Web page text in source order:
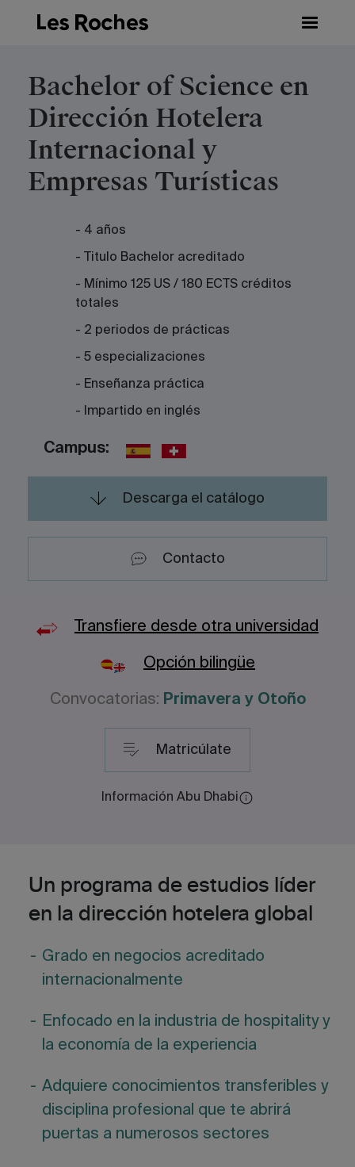
Bachelor of Science en
Dirección Hotelera
Internacional y
Empresas Turísticas
- 4 años
- Titulo Bachelor acreditado
- Mínimo 125 US / 180 ECTS créditos
totales
- 2 periodos de prácticas
- 5 especializaciones
- Enseñanza práctica
- Impartido en inglés
Campus:
Descarga el catálogo
Contacto
Transfiere desde otra universidad
Opción bilingüe
Convocatorias: Primavera y Otoño
Matricúlate
Información Abu Dhabi
Un programa de estudios líder
en la dirección hotelera global
Grado en negocios acreditado
internacionalmente
Enfocado en la industria de hospitality y
la economía de la experiencia
Adquiere conocimientos transferibles y
disciplina profesional que te abrirá
puertas a numerosos sectores